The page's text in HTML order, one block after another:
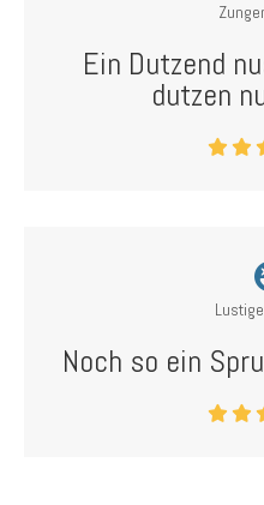
Ein Dutzend
dutzen
Noch so ein